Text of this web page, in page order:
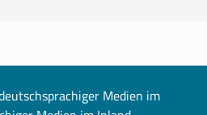
Medien im